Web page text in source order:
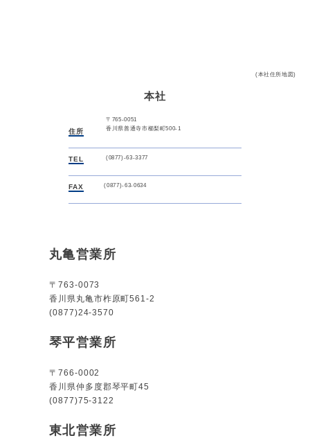
(本社住所地図)
本社
住所
〒765-0051
香川県善通寺市櫛梨町500-1
TEL (0877)-63-3377
FAX (0877)-63-0634
丸亀営業所
〒763-0073
香川県丸亀市柞原町561-2
(0877)24-3570
琴平営業所
〒766-0002
香川県仲多度郡琴平町45
(0877)75-3122
東北営業所